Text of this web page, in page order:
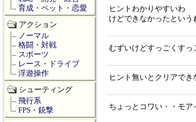
ヒントわかりやすいわ
けどできなかったという
むずいけどすっごくすっ
ヒント無いとクリアで
ちょっとコワい・・モア
育成・ペット・恋愛
アクション
ノーマル
格闘・対戦
スポーツ
レース・ドライブ
浮遊操作
シューティング
飛行系
FPS・銃撃